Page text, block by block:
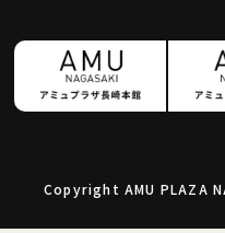
Copyright AMU PLAZA